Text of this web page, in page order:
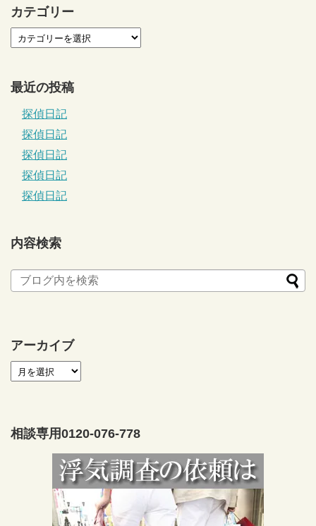
カテゴリー
最近の投稿
探偵日記
探偵日記
探偵日記
探偵日記
探偵日記
内容検索
アーカイブ
相談専用0120-076-778